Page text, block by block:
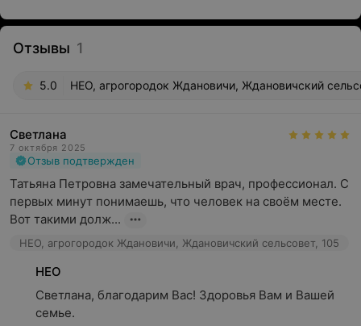
Отзывы 1
5.0 НЕО, агрогородок Ждановичи, Ждановичский
Светлана
7 октября 2025
Отзыв подтвержден
Татьяна Петровна замечательный врач, профессионал. С
первых минут понимаешь, что человек на своём месте.
Вот такими долж...
НЕО, агрогородок Ждановичи, Ждановичский сельсовет, 105
НЕО
Светлана, благодарим Вас! Здоровья Вам и Вашей
семье.